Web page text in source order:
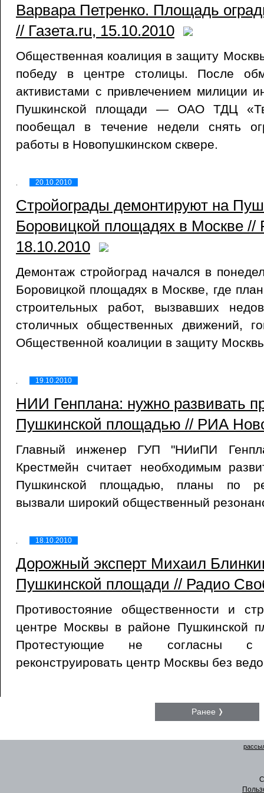
Варвара Петренко. Площадь
// Газета.ru, 15.10.2010
Общественная коалиция в защиту
победу в центре столицы. После
активистами с привлечением милиции
Пушкинской площади — ОАО ТДЦ
пообещал в течение недели снять
работы в Новопушкинском сквере.
20.10.2010
Стройограды демонтируют на
Боровицкой площадях в Москве
18.10.2010
Демонтаж стройоград начался в
Боровицкой площадях в Москве, где
строительных работ, вызвавших
столичных общественных движений,
Общественной коалиции в защиту
19.10.2010
НИИ Генплана: нужно развивать
Пушкинской площадью // РИА
Главный инженер ГУП "НИиПИ
Крестмейн считает необходимым
Пушкинской площадью, планы по
вызвали широкий общественный
18.10.2010
Дорожный эксперт Михаил
Пушкинской площади // Радио
Противостояние общественности и
центре Москвы в районе Пушкинской
Протестующие не согласны с
реконструировать центр Москвы без
Ранее